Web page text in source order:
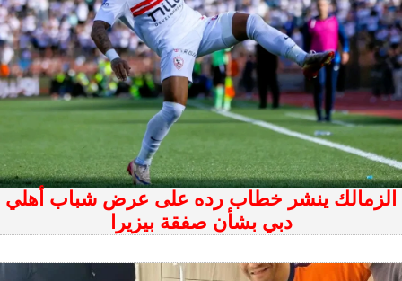
الزمالك ينشر خطاب رده على عرض شباب أهلي
دبي بشأن صفقة بيزيرا